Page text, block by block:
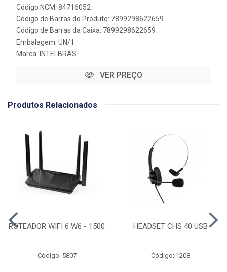
Código NCM: 84716052
Código de Barras do Produto: 7899298622659
Código de Barras da Caixa: 7899298622659
Embalagem: UN/1
Marca: INTELBRAS
VER PREÇO
Produtos Relacionados
ROTEADOR WIFI 6 W6 - 1500
Código: 5807
HEADSET CHS 40 USB
Código: 1208